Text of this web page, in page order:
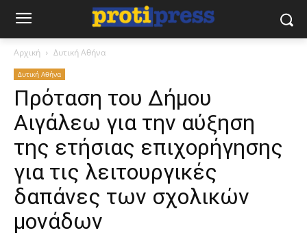
Αρχική Δυτική Αθήνα
Δυτική Αθήνα
Πρόταση του Δήμου
Αιγάλεω για την αύξηση
της ετήσιας επιχορήγησης
για τις λειτουργικές
δαπάνες των σχολικών
μονάδων